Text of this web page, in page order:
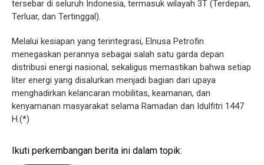
tersebar di seluruh Indonesia, termasuk wilayah 3T (Terdepan,
Terluar, dan Tertinggal).
Melalui kesiapan yang terintegrasi, Elnusa Petrofin
menegaskan perannya sebagai salah satu garda depan
distribusi energi nasional, sekaligus memastikan bahwa setiap
liter energi yang disalurkan menjadi bagian dari upaya
menghadirkan kelancaran mobilitas, keamanan, dan
kenyamanan masyarakat selama Ramadan dan Idulfitri 1447
H.(*)
Ikuti perkembangan berita ini dalam topik: